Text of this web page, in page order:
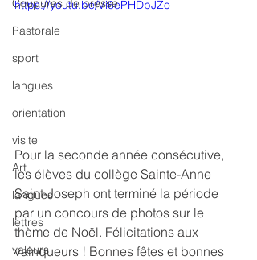
Coupures de presse
Pastorale
sport
langues
orientation
visite
Art
langues
lettres
valeurs
https://youtu.be/Vi6ePHDbJZo
Pour la seconde année consécutive,
les élèves du collège Sainte-Anne
Saint-Joseph ont terminé la période
par un concours de photos sur le
thème de Noël. Félicitations aux
vainqueurs ! Bonnes fêtes et bonnes